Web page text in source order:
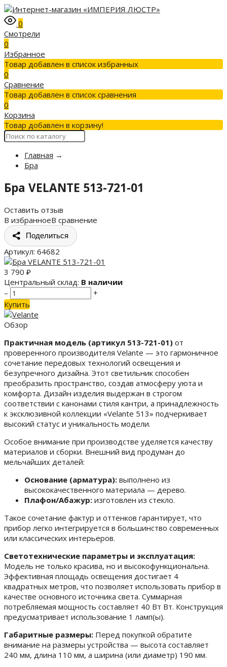
0
Смотрели
0
Избранное
Товар добавлен в список избранных
0
Сравнение
Товар добавлен в список сравнения
0
Корзина
Товар добавлен в корзину!
Главная →
Бра
Бра VELANTE 513-721-01
Оставить отзыв
В избранноеВ сравнение
Поделиться
Артикул: 64682
3 790 ₽
Центральный склад: В наличии
–
+
Купить
Обзор
Практичная модель (артикул 513-721-01) от
проверенного производителя Velante — это гармоничное
сочетание передовых технологий освещения и
безупречного дизайна. Этот светильник способен
преобразить пространство, создав атмосферу уюта и
комфорта. Дизайн изделия выдержан в строгом
соответствии с канонами стиля кантри, а принадлежность
к эксклюзивной коллекции «Velante 513» подчеркивает
высокий статус и уникальность модели.
Особое внимание при производстве уделяется качеству
материалов и сборки. Внешний вид продуман до
мельчайших деталей:
Основание (арматура): выполнено из
высококачественного материала — дерево.
Плафон/Абажур: изготовлен из стекло.
Такое сочетание фактур и оттенков гарантирует, что
прибор легко интегрируется в большинство современных
или классических интерьеров.
Светотехнические параметры и эксплуатация:
Модель не только красива, но и высокофункциональна.
Эффективная площадь освещения достигает 4
квадратных метров, что позволяет использовать прибор в
качестве основного источника света. Суммарная
потребляемая мощность составляет 40 Вт Вт. Конструкция
предусматривает использование 1 ламп(ы).
Габаритные размеры: Перед покупкой обратите
внимание на размеры устройства — высота составляет
240 мм, длина 110 мм, а ширина (или диаметр) 190 мм.